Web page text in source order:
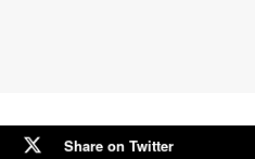
Share on Twitter